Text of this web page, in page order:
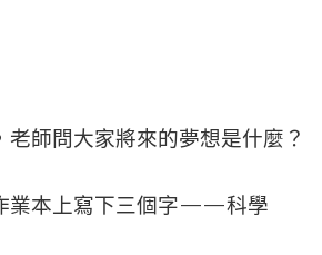
師問大家將來的夢想是什麼？
業本上寫下三個字——科學